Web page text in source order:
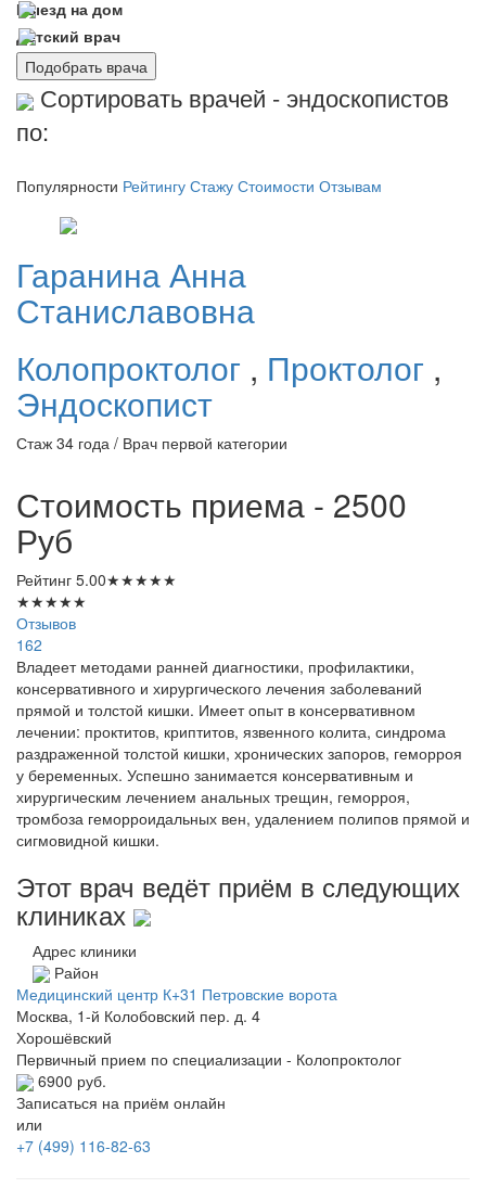
Выезд на дом
Детский врач
Подобрать врача
Сортировать врачей - эндоскопистов
по:
Популярности Рейтингу Стажу Стоимости Отзывам
ГаранинаАнна
Станиславовна
Колопроктолог , Проктолог ,
Эндоскопист
Стаж 34 года / Врач первой категории
Стоимость приема - 2500
Руб
Рейтинг 5.00★★★★★
★★★★★
Отзывов
162
Владеет методами ранней диагностики, профилактики,
консервативного и хирургического лечения заболеваний
прямой и толстой кишки. Имеет опыт в консервативном
лечении: проктитов, криптитов, язвенного колита, синдрома
раздраженной толстой кишки, хронических запоров, геморроя
у беременных. Успешно занимается консервативным и
хирургическим лечением анальных трещин, геморроя,
тромбоза геморроидальных вен, удалением полипов прямой и
сигмовидной кишки.
Этот врач ведёт приём в следующих
клиниках
Адрес клиники
Район
Медицинский центр К+31 Петровские ворота
Москва, 1-й Колобовский пер. д. 4
Хорошёвский
Первичный прием по специализации - Колопроктолог
6900 руб.
Записаться на приём онлайн
или
+7 (499) 116-82-63